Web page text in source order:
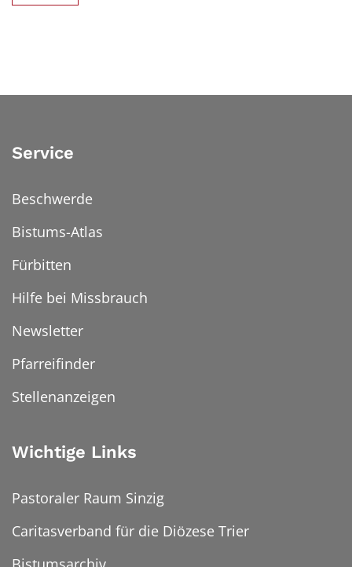
Service
Beschwerde
Bistums-Atlas
Fürbitten
Hilfe bei Missbrauch
Newsletter
Pfarreifinder
Stellenanzeigen
Wichtige Links
Pastoraler Raum Sinzig
Caritasverband für die Diözese Trier